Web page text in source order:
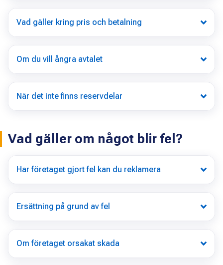
Vad gäller kring pris och betalning
Om du vill ångra avtalet
När det inte finns reservdelar
Vad gäller om något blir fel?
Har företaget gjort fel kan du reklamera
Ersättning på grund av fel
Om företaget orsakat skada